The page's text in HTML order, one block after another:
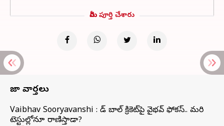
మీరు పూర్తి చేశారు
తాజా వార్తలు
Vaibhav Sooryavanshi : రెడ్ బాల్ క్రికెట్‌పై వైభవ్ ఫోకస్.. మరి
టెస్టుల్లోనూ రాణిస్తాడా?